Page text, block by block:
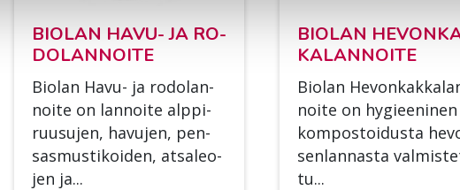
BIO­LAN HAVU- JA RO­
DO­LAN­NOI­TE
Bio­lan Havu- ja ro­do­lan­
noi­te on lan­noi­te alp­pi­
ruusu­jen, ha­vu­jen, pen­
sas­mus­ti­koi­den, at­sa­leo­
jen ja...
BIO­LAN
KA­LAN­NOI­TE
Bio­lan
noi­te on hy­giee­ni­nen
kom­pos­toi­dus­ta
sen­lan­nas­ta
tu...